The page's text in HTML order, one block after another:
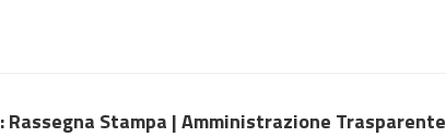
: Rassegna Stampa |Amministrazione Trasparente